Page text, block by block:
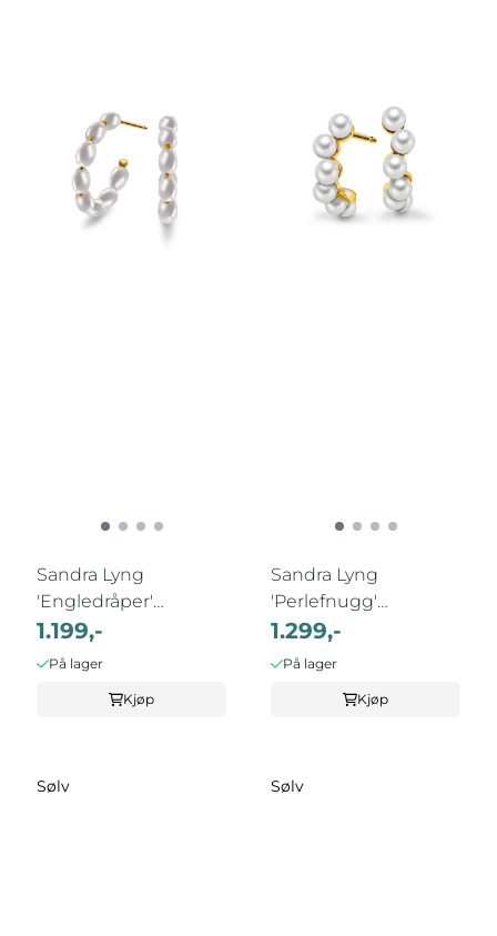
Sandra Lyng
'Engledråper'
øreringer i sølv med ...
1.199,-
På lager
Kjøp
Sandra Lyng
'Perlefnugg'
øredobber i sølv med
1.299,-
På lager
Kjøp
Sølv Sølv